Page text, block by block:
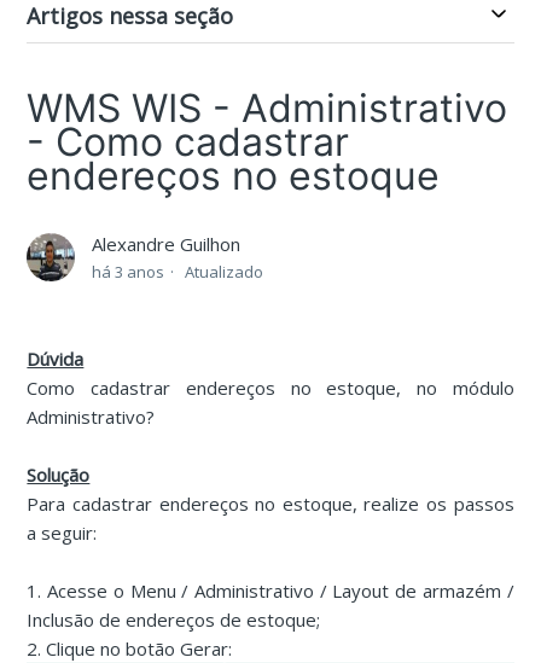
Artigos nessa seção
WMS WIS - Administrativo
- Como cadastrar
endereços no estoque
Alexandre Guilhon
há 3 anos Atualizado
Dúvida
Como cadastrar endereços no estoque, no módulo
Administrativo?
Solução
Para cadastrar endereços no estoque, realize os passos
a seguir:
1. Acesse o Menu / Administrativo / Layout de armazém /
Inclusão de endereços de estoque;
2. Clique no botão Gerar: